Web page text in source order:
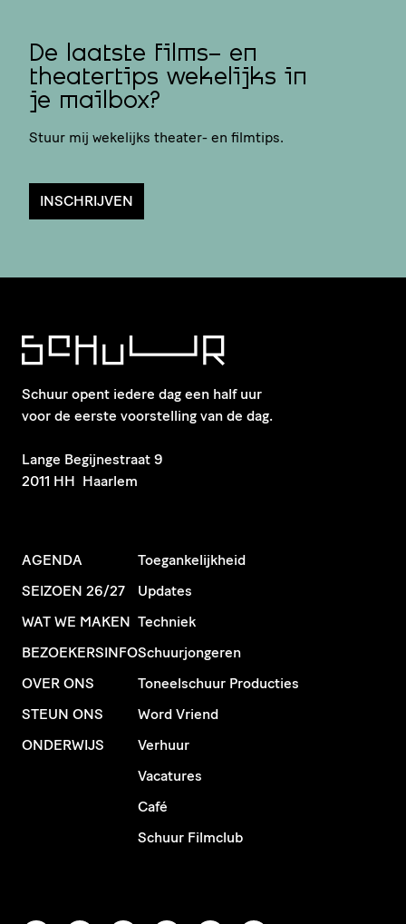
De laatste films- en
theatertips wekelijks in
je mailbox?
Stuur mij wekelijks theater- en filmtips.
INSCHRIJVEN
Schuur opent iedere dag een half uur
voor de eerste voorstelling van de dag.
​Lange Begijnestraat 9
2011 HH Haarlem
AGENDA
SEIZOEN 26/27
WAT WE MAKEN
BEZOEKERSINFO
OVER ONS
STEUN ONS
ONDERWIJS
Toegankelijkheid
Updates
Techniek
Schuurjongeren
Toneelschuur Producties
Word Vriend
Verhuur
Vacatures
Café
Schuur Filmclub